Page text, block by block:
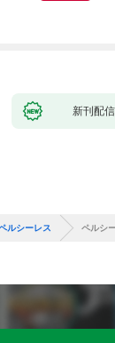
新刊配
ルシーレス ペルシ